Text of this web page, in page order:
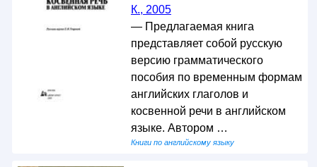
К., 2005
— Предлагаемая книга
представляет собой русскую
версию грамматического
пособия по временным формам
английских глаголов и
косвенной речи в английском
языке. Автором …
Книги по английскому языку